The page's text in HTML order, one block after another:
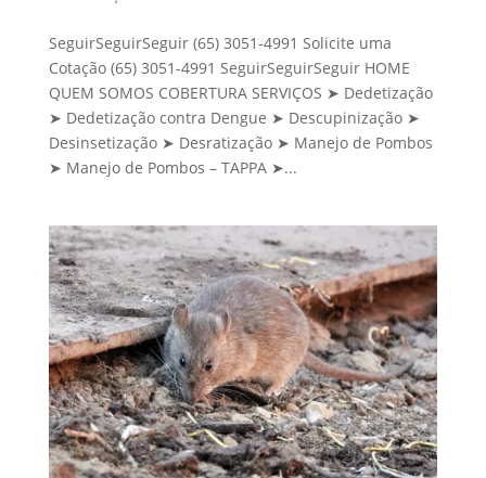
SeguirSeguirSeguir (65) 3051-4991 Solicite uma
Cotação (65) 3051-4991 SeguirSeguirSeguir HOME
QUEM SOMOS COBERTURA SERVIÇOS ➤ Dedetização
➤ Dedetização contra Dengue ➤ Descupinização ➤
Desinsetização ➤ Desratização ➤ Manejo de Pombos
➤ Manejo de Pombos – TAPPA ➤...